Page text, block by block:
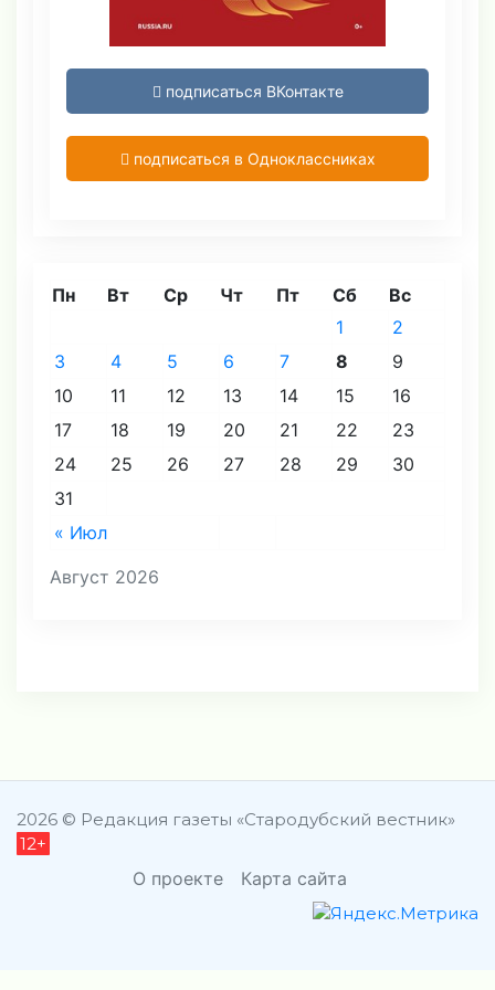
подписаться ВКонтакте
подписаться в Одноклассниках
Август 2026
Пн Вт Ср Чт Пт Сб Вс
« Июл
1
2
3
4 5 6 7 8
9
10
11 12 13 14 15
16
17
18 19 20 21 22
23
24
25 26 27 28 29
30
31
2026 © Редакция газеты «Стародубский вестник»
12+
О проекте Карта сайта